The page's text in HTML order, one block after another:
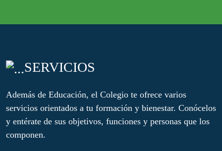
SERVICIOS
Además de Educación, el Colegio te ofrece varios
servicios orientados a tu formación y bienestar. Conócelos
y entérate de sus objetivos, funciones y personas que los
componen.